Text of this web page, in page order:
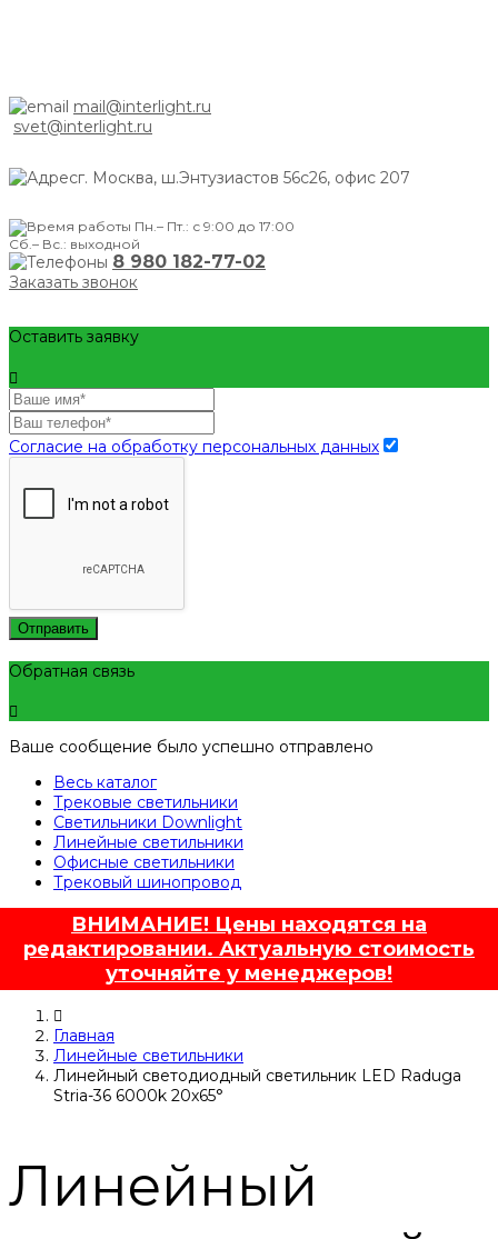
mail@interlight.ru
svet@interlight.ru
г. Москва, ш.Энтузиастов 56с26, офис 207
Пн.– Пт.: с 9:00 до 17:00
Сб.– Вс.: выходной
8 980 182-77-02
Заказать звонок
Оставить заявку
Согласие на обработку персональных данных
Отправить
Обратная связь
Ваше сообщение было успешно отправлено
Весь каталог
Трековые светильники
Светильники Downlight
Линейные светильники
Офисные светильники
Трековый шинопровод
ВНИМАНИЕ! Цены находятся на
редактировании. Актуальную стоимость
уточняйте у менеджеров!
Главная
Линейные светильники
Линейный светодиодный светильник LED Raduga
Stria-36 6000k 20x65°
Линейный